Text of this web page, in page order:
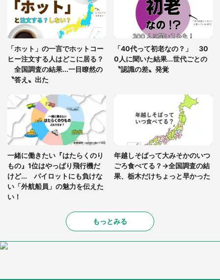
を求めると、住人の男性が...」
「孫にあげると思って、あなたにこれをあげる」
真夏の山道で見知らぬお婆さんに握らされたもの
（山口県・30代女性）
「ホット」の一言でホットコー
ヒー注文する人はどこに居る？
全国調査の結果...一目瞭然の
〝答え〟出た
「40代って初老なの？」 30
0人に聞いた結果...世代ごとの
〝認識の差〟発覚
一緒に働きたい『はたらくのり
もの』1位はやっぱり飛行機だ
けど... パイロットにも負けな
い「外航船員」の魅力を伝えた
い！
年越しそばって大みそかのいつ
ごろ食べてる？→全国調査の結
果、栃木だけちょっと早かった
もっとみる